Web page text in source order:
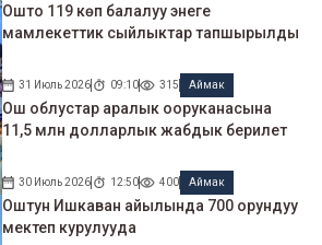
Ошто 119 көп балалуу энеге
мамлекеттик сыйлыктар тапшырылды
31 Июль 2026 09:10 315 Аймак
Ош облустар аралык ооруканасына
11,5 млн долларлык жабдык берилет
30 Июль 2026 12:50 400 Аймак
Оштун Ишкаван айылында 700 орундуу
мектеп курулууда